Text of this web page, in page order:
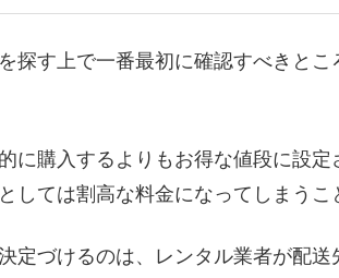
探す上で一番最初に確認すべきとこ
に購入するよりもお得な値段に設
しては割高な料金になってしまうこ
定づけるのは、レンタル業者が配